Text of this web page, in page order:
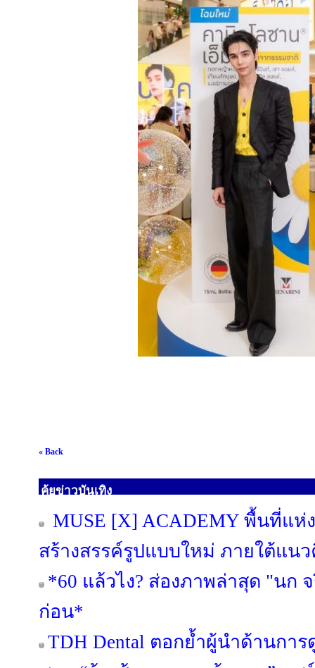
« Back
คุ้ยข่าวบันเทิง
MUSE [X] ACADEMY พื้นที่แห่
สร้างสรรค์รูปแบบใหม่ ภายใต้แนว
*60 แล้วไง? ส่องภาพล่าสุด "นก
ก่อน*
TDH Dental ตอกย้ำผู้นำด้านกา